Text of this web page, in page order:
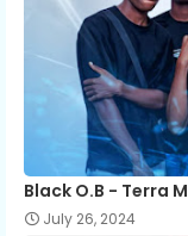
Black O.B - Terra
July 26, 2024